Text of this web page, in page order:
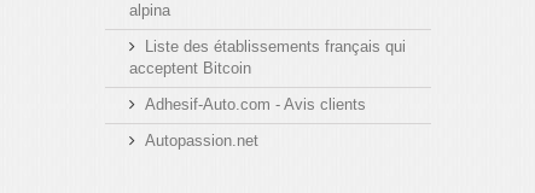
alpina
Liste des établissements français qui
acceptent Bitcoin
Adhesif-Auto.com - Avis clients
Autopassion.net